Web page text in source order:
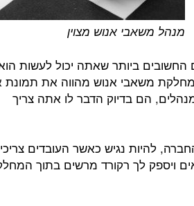
מנהל משאבי אנוש מצוין
החשובים ביותר שאתה יכול לעשות
משאבי אנוש מהווה את תמונת
הם בדיוק הדבר לו אתה צריך
להיות נגיש כאשר העובדים
ויספק לך רקורד מרשים בתוך